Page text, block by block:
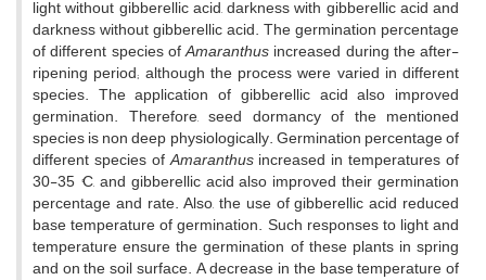
light without gibberellic acid, darkness with gibberellic acid and
darkness without gibberellic acid. The germination percentage
of different species ofAmaranthusincreased during the after-
ripening period; although the process were varied in different
species. The application of gibberellic acid also improved
germination. Therefore, seed dormancy of the mentioned
species is non deep physiologically. Germination percentage of
different species ofAmaranthusincreased in temperatures of
30-35 °C, and gibberellic acid also improved their germination
percentage and rate. Also, the use of gibberellic acid reduced
base temperature of germination. Such responses to light and
temperature ensure the germination of these plants in spring
and on the soil surface. A decrease in the base temperature of